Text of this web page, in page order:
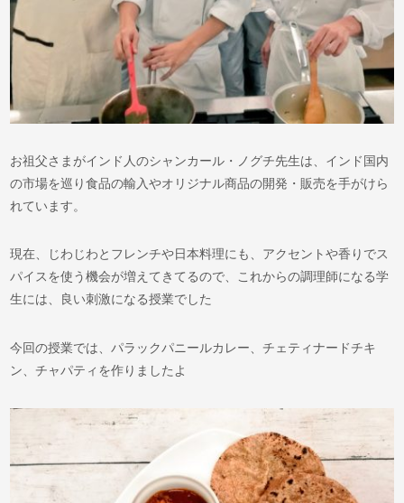
お祖父さまがインド人のシャンカール・ノグチ先生は、インド国内
の市場を巡り食品の輸入やオリジナル商品の開発・販売を手がけら
れています。
現在、じわじわとフレンチや日本料理にも、アクセントや香りでス
パイスを使う機会が増えてきてるので、これからの調理師になる学
生には、良い刺激になる授業でした
今回の授業では、パラックパニールカレー、チェティナードチキ
ン、チャパティを作りましたよ